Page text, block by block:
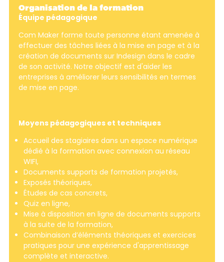
Organisation de la formation
Équipe pédagogique
Com Maker forme toute personne étant amenée à
effectuer des tâches liées à la mise en page et à la
création de documents sur Indesign dans le cadre
de son activité. Notre objectif est d'aider les
entreprises à améliorer leurs sensibilités en termes
de mise en page.
Moyens pédagogiques et techniques
Accueil des stagiaires dans un espace numérique
dédié à la formation avec connexion au réseau
WIFI,
Documents supports de formation projetés,
Exposés théoriques,
Études de cas concrets,
Quiz en ligne,
Mise à disposition en ligne de documents supports
à la suite de la formation,
Combinaison d’éléments théoriques et exercices
pratiques pour une expérience d'apprentissage
complète et interactive.